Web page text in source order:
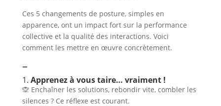
Ces 5 changements de posture, simples en
apparence, ont un impact fort sur la performance
collective et la qualité des interactions. Voici
comment les mettre en œuvre concrètement.
–
1. Apprenez à vous taire… vraiment !
🙊 Enchaîner les solutions, rebondir vite, combler les
silences ? Ce réflexe est courant.